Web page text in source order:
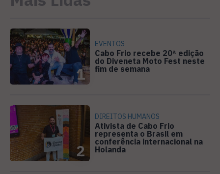
1
EVENTOS
Cabo Frio recebe 20ª edição
do Diveneta Moto Fest neste
fim de semana
2
DIREITOS HUMANOS
Ativista de Cabo Frio
representa o Brasil em
conferência internacional na
Holanda